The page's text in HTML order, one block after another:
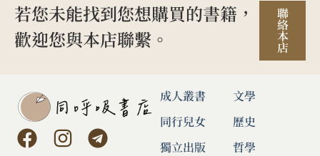
若您未能找到您想購買的書籍，
歡迎您與本店聯繫。
聯
絡
本
店
成人叢書
同行兒女
獨立出版
文學
歷史
哲學